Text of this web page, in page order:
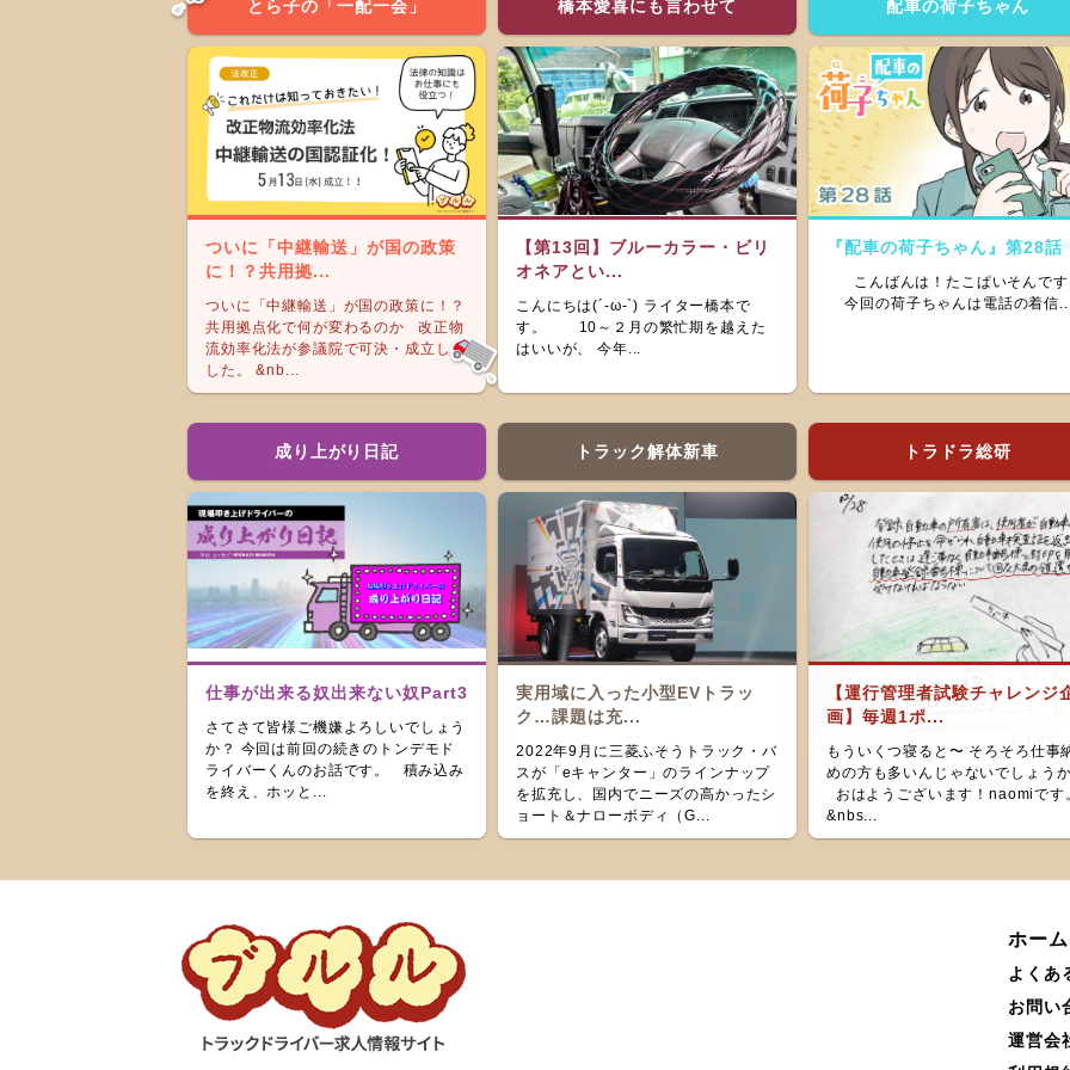
とら子の「一配一会」
ついに「中継輸送」が国の政策
に！？共用拠...
ついに「中継輸送」が国の政策に！？
共用拠点化で何が変わるのか 改正物
流効率化法が参議院で可決・成立しま
した。 &nb...
橋本愛喜にも言わせて
【第13回】ブルーカラー・ビリ
オネアとい...
こんにちは(´-ω-`) ライター橋本で
す。 10～２月の繁忙期を越えた
はいいが、 今年...
配車の荷子ちゃん
『配車の荷子ちゃん』第28話
こんばんは！たこぱいそんです
今回の荷子ちゃんは電話の着信
成り上がり日記
仕事が出来る奴出来ない奴Part3
さてさて皆様ご機嫌よろしいでしょう
か？ 今回は前回の続きのトンデモド
ライバーくんのお話です。 積み込み
を終え、ホッと...
トラック解体新車
実用域に入った小型EVトラッ
ク…課題は充...
2022年9月に三菱ふそうトラック・バ
スが「eキャンター」のラインナップ
を拡充し、国内でニーズの高かったシ
ョート＆ナローボディ（G...
トラドラ総研
【運行管理者試験チャレンジ
画】毎週1ポ...
もういくつ寝ると〜 そろそろ仕事
めの方も多いんじゃないでしょう
おはようございます！naomiです
&nbs...
ホーム
よくあ
お問い
運営会